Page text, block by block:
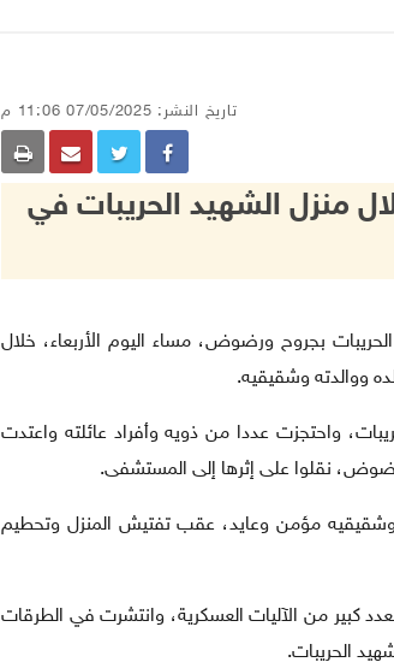
تاريخ النشر: 07/05/2025 11:06 م
منزل الشهيد الحريبات في
الحريبات بجروح ورضوض، مساء اليوم الأربعاء، خلال
ووالدته وشقيقيه.
واحتجزت عددا من ذويه وأفراد عائلته واعتدت
نقلوا على إثرها إلى المستشفى.
وشقيقيه مؤمن وعايد، عقب تفتيش المنزل وتحطيم
كبير من الآليات العسكرية، وانتشرت في الطرقات
الحريبات.